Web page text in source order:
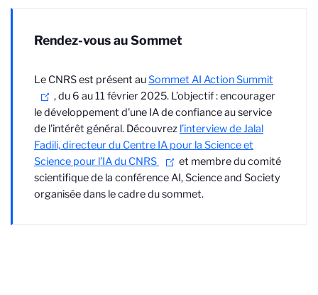
Rendez-vous au Sommet
Le CNRS est présent auSommet AI Action Summit
, du 6 au 11 février 2025. L’objectif : encourager
le développement d'une IA de confiance au service
de l'intérêt général. Découvrez l’interview de Jalal
Fadili, directeur du Centre IA pour la Science et
Science pour l’IA du CNRS
et membre du comité
scientifique de la conférence AI, Science and Society
organisée dans le cadre du sommet.